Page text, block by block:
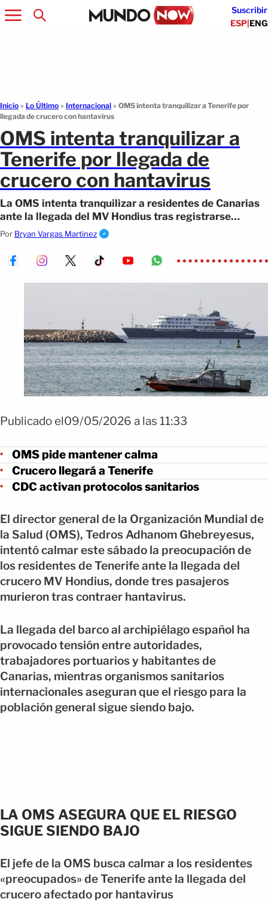
Suscribir
ESP|ENG
Inicio » Lo Último » Internacional » OMS intenta tranquilizar a Tenerife por
llegada de crucero con hantavirus
OMS intenta tranquilizar a
Tenerife por llegada de
crucero con hantavirus
La OMS intenta tranquilizar a residentes de Canarias
ante la llegada del MV Hondius tras registrarse
muertes por el virus.
Por Bryan Vargas Martinez
Publicado el09/05/2026 a las 11:33
OMS pide mantener calma
Crucero llegará a Tenerife
CDC activan protocolos sanitarios
El director general de la Organización Mundial de
la Salud (OMS), Tedros Adhanom Ghebreyesus,
intentó calmar este sábado la preocupación de
los residentes de Tenerife ante la llegada del
crucero MV Hondius, donde tres pasajeros
murieron tras contraer hantavirus.
La llegada del barco al archipiélago español ha
provocado tensión entre autoridades,
trabajadores portuarios y habitantes de
Canarias, mientras organismos sanitarios
internacionales aseguran que el riesgo para la
población general sigue siendo bajo.
LA OMS ASEGURA QUE EL RIESGO
SIGUE SIENDO BAJO
El jefe de la OMS busca calmar a los residentes
«preocupados» de Tenerife ante la llegada del
crucero afectado por hantavirus